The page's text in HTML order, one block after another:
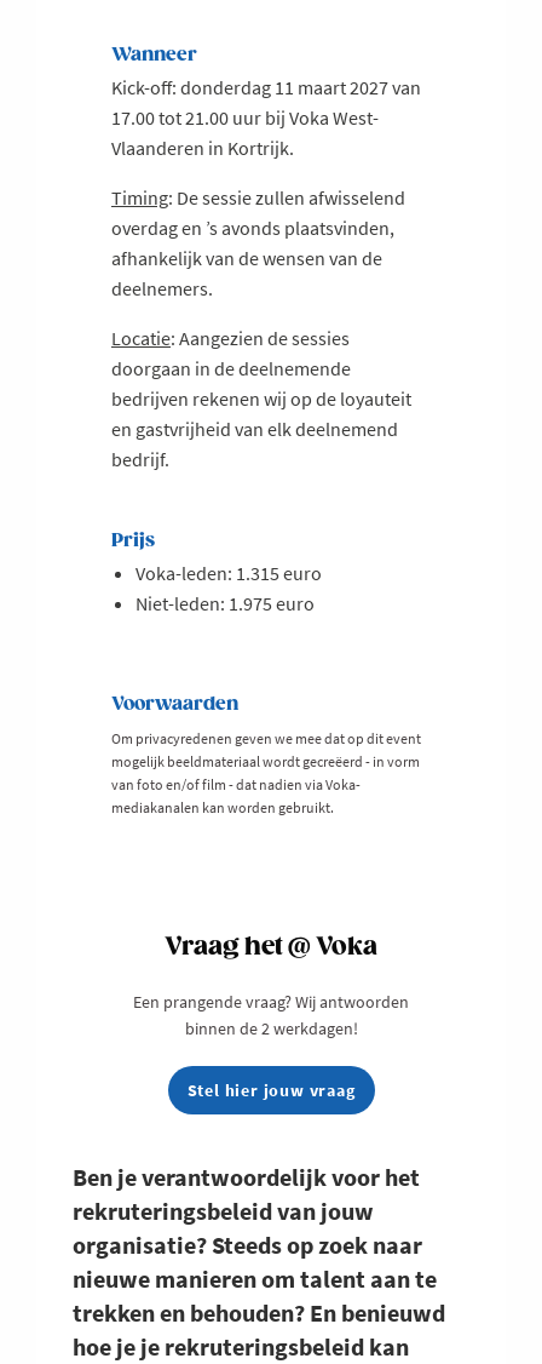
Ben je verantwoordelijk voor het
rekruteringsbeleid van jouw
organisatie? Steeds op zoek naar
nieuwe manieren om talent aan te
trekken en behouden? En benieuwd
hoe je je rekruteringsbeleid kan
Wanneer
Kick-off: donderdag 11 maart 2027 van
17.00 tot 21.00 uur bij Voka West-
Vlaanderen in Kortrijk.
Timing: De sessie zullen afwisselend
overdag en ’s avonds plaatsvinden,
afhankelijk van de wensen van de
deelnemers.
Locatie: Aangezien de sessies
doorgaan in de deelnemende
bedrijven rekenen wij op de loyauteit
en gastvrijheid van elk deelnemend
bedrijf.
Prijs
Voka-leden: 1.315 euro
Niet-leden: 1.975 euro
Voorwaarden
Om privacyredenen geven we mee dat op dit event
mogelijk beeldmateriaal wordt gecreëerd - in vorm
van foto en/of film - dat nadien via Voka-
mediakanalen kan worden gebruikt.
Vraag het @ Voka
Een prangende vraag? Wij antwoorden
binnen de 2 werkdagen!
Stel hier jouw vraag